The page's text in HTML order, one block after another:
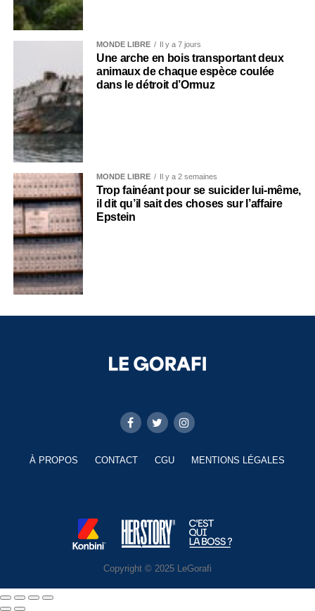
MONDE LIBRE Il y a 7 jours
Une arche en bois transportant deux
animaux de chaque espèce coulée
dans le détroit d’Ormuz
MONDE LIBRE Il y a 2 semaines
Trop fainéant pour se suicider lui-même,
il dit qu’il sait des choses sur l’affaire
Epstein
À PROPOS CONTACT CGU MENTIONS LÉGALES
Copyright © 2025 LeGorafi